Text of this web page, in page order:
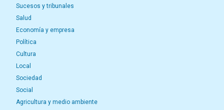
Sucesos y tribunales
Salud
Economía y empresa
Política
Cultura
Local
Sociedad
Social
Agricultura y medio ambiente